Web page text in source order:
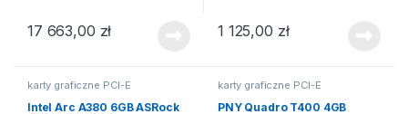
17 663,00 zł 1 125,00 zł
karty graficzne PCI-E
Intel Arc A380 6GB ASRock
karty graficzne PCI-E
PNY Quadro T400 4GB